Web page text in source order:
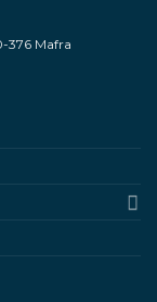
376 Mafra